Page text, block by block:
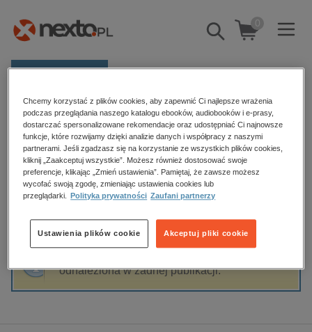
Pokaż/schowaj
wyszukiwarkę
0
Kategorie
Zobacz wszystkie E-prasa
budownictwo, aranżacja wnętrz
biznesowe, branżowe, gospodarka
dzienniki
edukacja
hobby, sport, rozrywka
komputery, internet, technologie, informatyka
Strona główna Monika Kotowska
Monika Kotowska
Sortowanie Filtrowanie
odnaleziona w żadnej publikacji.
Chcemy korzystać z plików cookies, aby zapewnić Ci najlepsze wrażenia
podczas przeglądania naszego katalogu ebooków, audiobooków i e-prasy,
dostarczać spersonalizowane rekomendacje oraz udostępniać Ci najnowsze
funkcje, które rozwijamy dzięki analizie danych i współpracy z naszymi
partnerami. Jeśli zgadzasz się na korzystanie ze wszystkich plików cookies,
kliknij „Zaakceptuj wszystkie”. Możesz również dostosować swoje
preferencje, klikając „Zmień ustawienia”. Pamiętaj, że zawsze możesz
wycofać swoją zgodę, zmieniając ustawienia cookies lub
przeglądarki.
Polityka prywatności Zaufani partnerzy
Akceptuj pliki cookie
Ustawienia plików cookie